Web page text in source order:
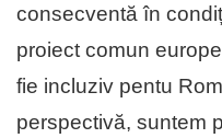
consecventă în
proiect comun
fie incluziv pentu
perspectivă, suntem